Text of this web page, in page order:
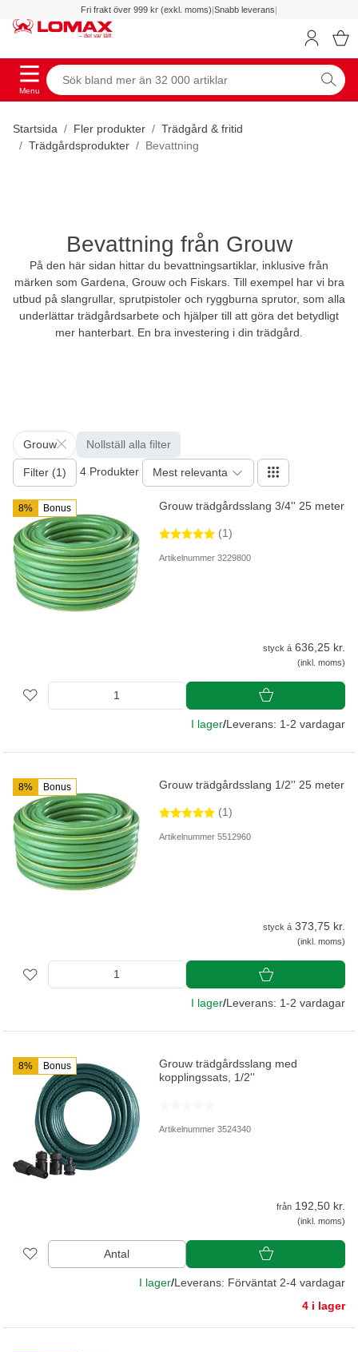
Fri frakt över 999 kr (exkl. moms)|Snabb leverans|
Menu
Startsida Fler produkter
Trädgård & fritid
Trädgårdsprodukter
Bevattning
Bevattning från Grouw
På den här sidan hittar du bevattningsartiklar, inklusive från
märken som Gardena, Grouw och Fiskars. Till exempel har vi bra
utbud på slangrullar, sprutpistoler och ryggburna sprutor, som alla
underlättar trädgårdsarbete och hjälper till att göra det betydligt
mer hanterbart. En bra investering i din trädgård.
Grouw Nollställ alla filter
Filter (1) 4 Produkter Mest relevanta
8% Bonus Grouw trädgårdsslang 3/4'' 25 meter
(1)
Artikelnummer 3229800
styck á 636,25 kr.
(inkl. moms)
I lager/Leverans: 1-2 vardagar
8% Bonus Grouw trädgårdsslang 1/2'' 25 meter
(1)
Artikelnummer 5512960
styck á 373,75 kr.
(inkl. moms)
I lager/Leverans: 1-2 vardagar
8% Bonus
Grouw trädgårdsslang med
kopplingssats, 1/2''
Artikelnummer 3524340
från 192,50 kr.
(inkl. moms)
Antal
I lager/Leverans: Förväntat 2-4 vardagar
4 i lager